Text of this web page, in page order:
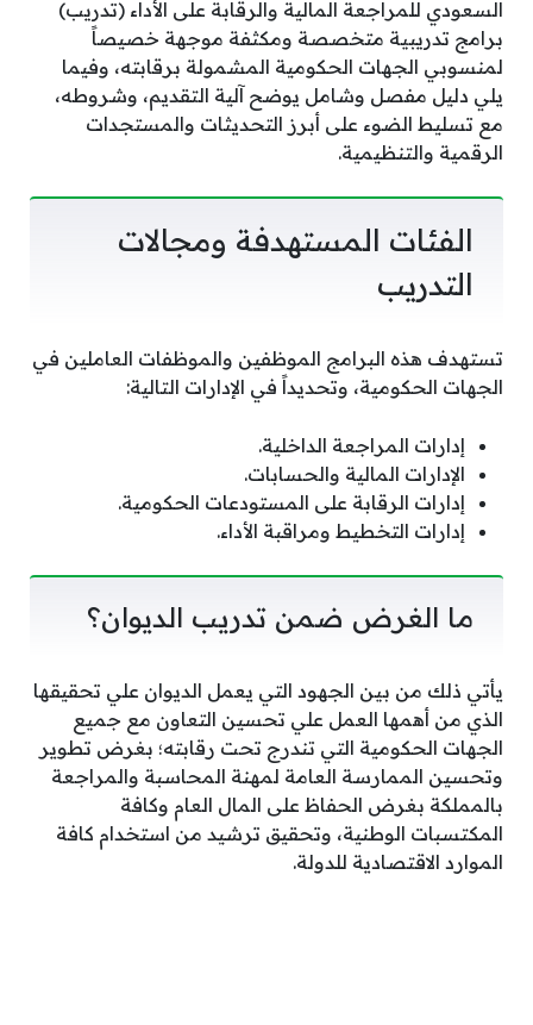
السعودي للمراجعة المالية والرقابة على الأداء (تدريب)
برامج تدريبية متخصصة ومكثفة موجهة خصيصاً
لمنسوبي الجهات الحكومية المشمولة برقابته، وفيما
يلي دليل مفصل وشامل يوضح آلية التقديم، وشروطه،
مع تسليط الضوء على أبرز التحديثات والمستجدات
الرقمية والتنظيمية.
الفئات المستهدفة ومجالات
التدريب
تستهدف هذه البرامج الموظفين والموظفات العاملين في
الجهات الحكومية، وتحديداً في الإدارات التالية:
إدارات المراجعة الداخلية.
الإدارات المالية والحسابات.
إدارات الرقابة على المستودعات الحكومية.
إدارات التخطيط ومراقبة الأداء.
ما الغرض ضمن تدريب الديوان؟
يأتي ذلك من بين الجهود التي يعمل الديوان علي تحقيقها
الذي من أهمها العمل علي تحسين التعاون مع جميع
الجهات الحكومية التي تندرج تحت رقابته؛ بغرض تطوير
وتحسين الممارسة العامة لمهنة المحاسبة والمراجعة
بالمملكة بغرض الحفاظ على المال العام وكافة
المكتسبات الوطنية، وتحقيق ترشيد من استخدام كافة
الموارد الاقتصادية للدولة.